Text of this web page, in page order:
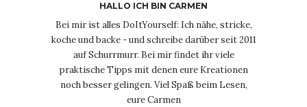
HALLO ICH BIN CARMEN
Bei mir ist alles DoItYourself: Ich nähe, stricke,
koche und backe - und schreibe darüber seit 2011
auf Schurrmurr. Bei mir findet ihr viele
praktische Tipps mit denen eure Kreationen
noch besser gelingen. Viel Spaß beim Lesen,
eure Carmen